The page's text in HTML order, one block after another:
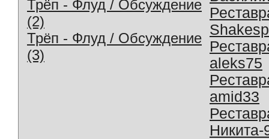
Трёп - Флуд / Обсуждение
(2)
Трёп - Флуд / Обсуждение
(3)
aleks75
amid33
Никита-